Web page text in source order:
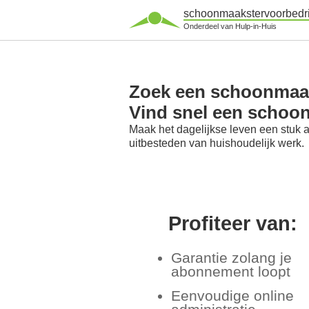
Onderdeel van Hulp-in-Huis
Zoek een
Vind snel een
Maak het dagelijkse leven een stuk
uitbesteden van huishoudelijk werk.
Profiteer van:
Garantie zolang je
abonnement loopt
Eenvoudige online